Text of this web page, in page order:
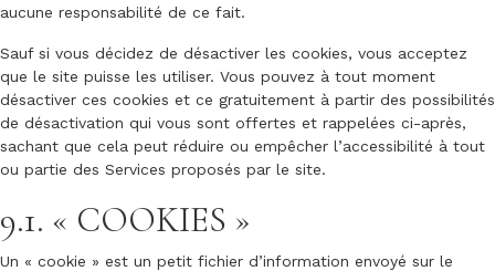
aucune responsabilité de ce fait.
Sauf si vous décidez de désactiver les cookies, vous acceptez
que le site puisse les utiliser. Vous pouvez à tout moment
désactiver ces cookies et ce gratuitement à partir des possibilités
de désactivation qui vous sont offertes et rappelées ci-après,
sachant que cela peut réduire ou empêcher l’accessibilité à tout
ou partie des Services proposés par le site.
9.1. « COOKIES »
Un « cookie » est un petit fichier d’information envoyé sur le